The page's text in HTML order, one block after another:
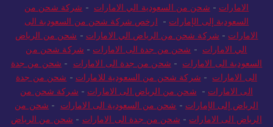
الامارات - شحن من السعودية الي الامارات - شركة شحن من
السعودية إلى الإمارات - ارخص شركة شحن من السعودية الى
الامارات - شركة شحن من الرياض الي الامارات - شحن من الرياض
الي الامارات - شحن من جدة الى الامارات - شركة شحن من
السعودية الى الامارات - شحن من جدة الى الامارات - شحن من جدة
الى الامارات - شركة شحن من السعودية للامارات - شحن من جدة
الى الامارات - شحن من الرياض الى الامارات - شركة شحن من
الرياض إلى الإمارات - شحن من السعودية الى الامارات - شحن من
الرياض الى الامارات - شحن من جدة الى الامارات - شحن من الرياض